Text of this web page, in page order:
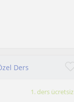
Ders
1. ders ücretsiz